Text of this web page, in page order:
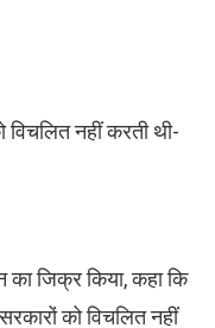
नहीं करती थी-
का जिक्र किया, कहा कि
को विचलित नहीं